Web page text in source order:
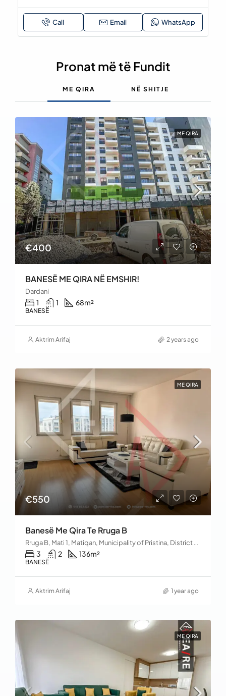
Email
Pronat më të Fundit
ME QIRA NË SHITJE
ME QIRA
€400
BANESË ME QIRA NË EMSHIR!
Dardani
1 1 68m²
BANESË
Aktrim Arifaj 2 years ago
ME QIRA
€550
Banesë Me Qira Te Rruga B
Rruga B, Mati 1, Matiqan, Municipality of Pristina, District of Prishtina, 10060, Kosovo
3 2 136m²
BANESË
Aktrim Arifaj 1 year ago
ME QIRA